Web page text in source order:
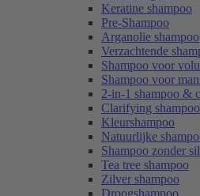
Keratine shampoo
Pre-Shampoo
Arganolie shampoo
Verzachtende
Shampoo voor
Shampoo voor
2-in-1 shampoo &
Clarifying shampoo
Kleurshampoo
Natuurlijke
Shampoo zonder
Tea tree shampoo
Zilver shampoo
Droogshampoo